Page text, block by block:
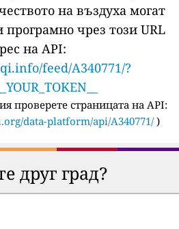
на въздуха могат
програмно чрез този URL
на API:
feed/A340771/?
проверете страницата на API:
data-platform/api/A340771/)
друг град?